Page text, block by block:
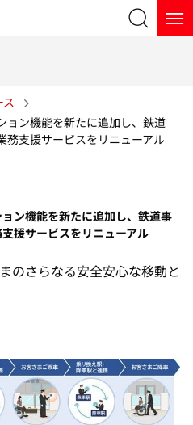
検索
ス
ョン機能を新たに追加し、鉄道
務支援サービスをリニューアル
ン機能を新たに追加し、鉄道事
援サービスをリニューアル
のさらなる安全安心な移動と